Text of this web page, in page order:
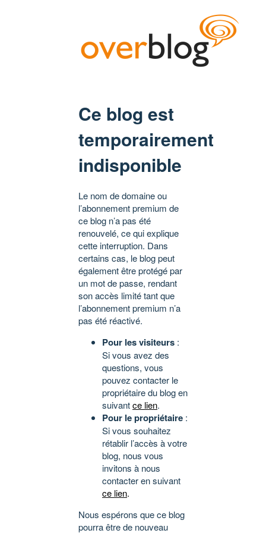
Ce blog est
temporairement
indisponible
Le nom de domaine ou
l’abonnement premium de
ce blog n’a pas été
renouvelé, ce qui explique
cette interruption. Dans
certains cas, le blog peut
également être protégé par
un mot de passe, rendant
son accès limité tant que
l’abonnement premium n’a
pas été réactivé.
Pour les visiteurs :
Si vous avez des
questions, vous
pouvez contacter le
propriétaire du blog en
suivantce lien.
Pour le propriétaire :
Si vous souhaitez
rétablir l’accès à votre
blog, nous vous
invitons à nous
contacter en suivant
ce lien.
Nous espérons que ce blog
pourra être de nouveau